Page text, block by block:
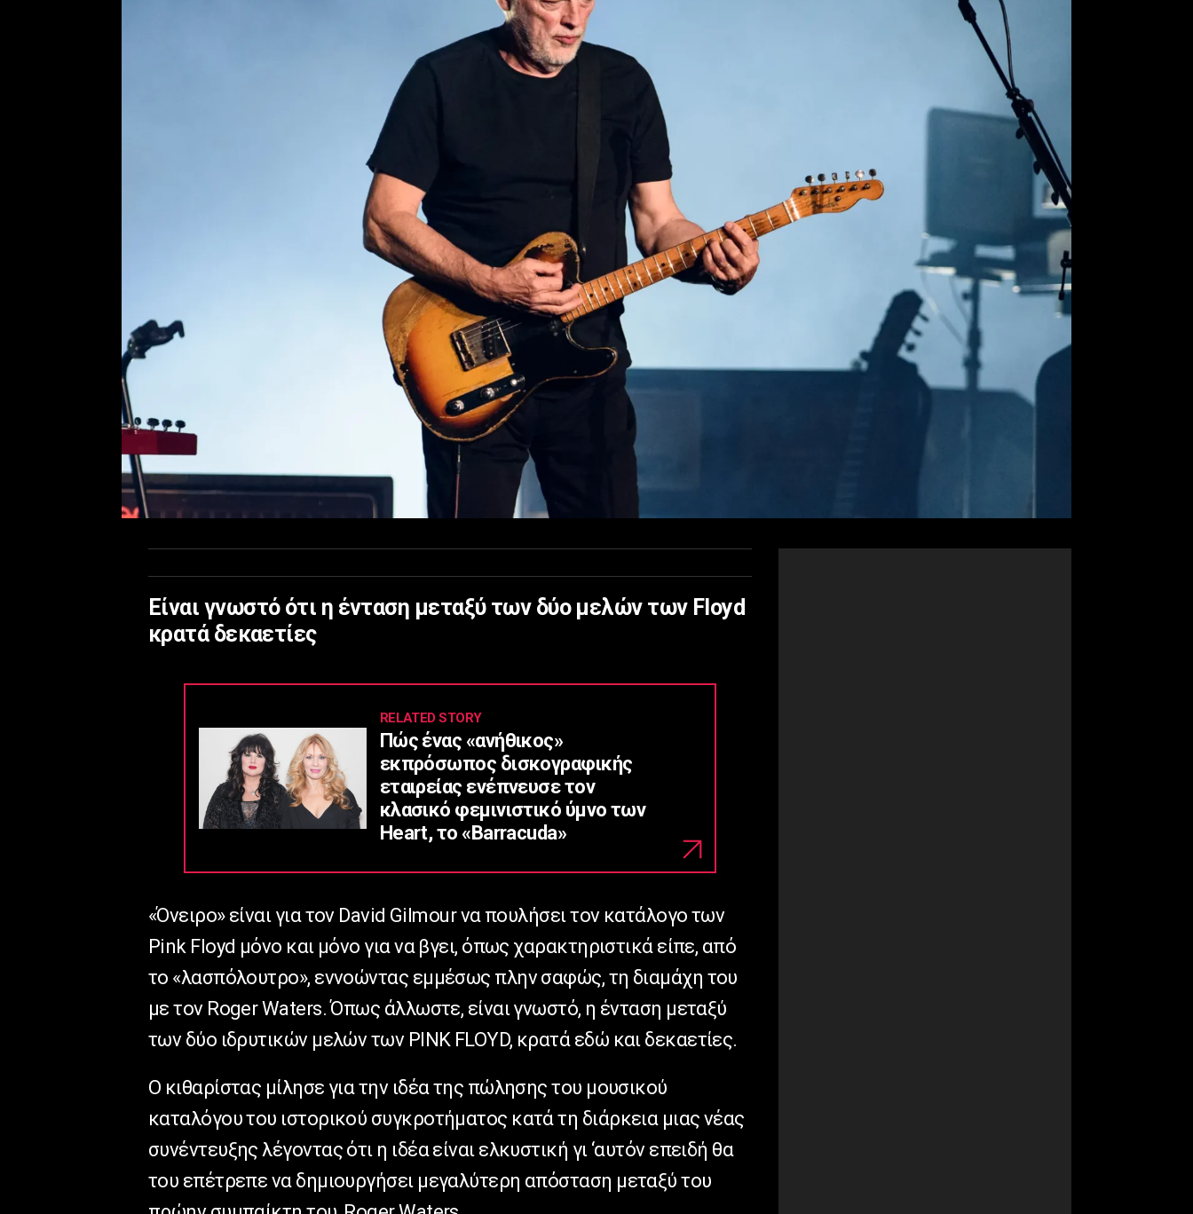
Είναι γνωστό ότι η ένταση μεταξύ των δύο μελών των Floyd
κρατά δεκαετίες
RELATED STORY
Πώς ένας «ανήθικος»
εκπρόσωπος δισκογραφικής
εταιρείας ενέπνευσε τον
κλασικό φεμινιστικό ύμνο των
Heart, το «Barracuda»
«Όνειρο» είναι για τον David Gilmour να πουλήσει τον κατάλογο των
Pink Floyd μόνο και μόνο για να βγει, όπως χαρακτηριστικά είπε, από
το «λασπόλουτρο», εννοώντας εμμέσως πλην σαφώς, τη διαμάχη του
με τον Roger Waters. Όπως άλλωστε, είναι γνωστό, η ένταση μεταξύ
των δύο ιδρυτικών μελών των PINK FLOYD, κρατά εδώ και δεκαετίες.
Ο κιθαρίστας μίλησε για την ιδέα της πώλησης του μουσικού
καταλόγου του ιστορικού συγκροτήματος κατά τη διάρκεια μιας νέας
συνέντευξης λέγοντας ότι η ιδέα είναι ελκυστική γι ‘αυτόν επειδή θα
του επέτρεπε να δημιουργήσει μεγαλύτερη απόσταση μεταξύ του